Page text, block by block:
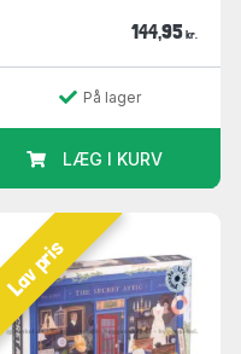
144,95 kr.
På lager
LÆG I KURV
Lav pris